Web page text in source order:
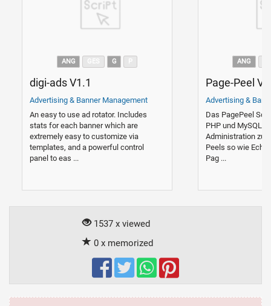
ANG G
digi-ads V1.1
Advertising & Banner Management
An easy to use ad rotator. Includes
stats for each banner which are
extremely easy to customize via
templates, and a powerful control
panel to eas ...
ANG
Page-Peel
Advertising &
Das PagePeel
PHP und MySQL
Administration
Peels so wie
Pag ...
1537 x viewed
0 x memorized